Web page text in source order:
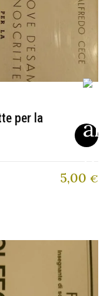
per la
5,00 €